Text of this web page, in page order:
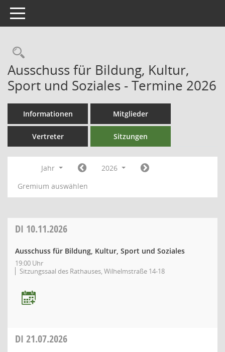
Toggle navigation
Ausschuss für Bildung, Kultur,
Sport und Soziales - Termine 2026
Informationen Mitglieder
Vertreter Sitzungen
Jahr
2026
Gremium auswählen
DI 10.11.2026
Ausschuss für Bildung, Kultur, Sport und Soziales
19:00 Uhr
Sitzungssaal des Rathauses, Wilhelmstraße 14-18
DI 21.07.2026